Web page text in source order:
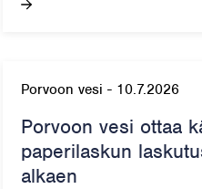
Porvoon vesi - 10.7.2026
Porvoon vesi ottaa
paperilaskun
alkaen